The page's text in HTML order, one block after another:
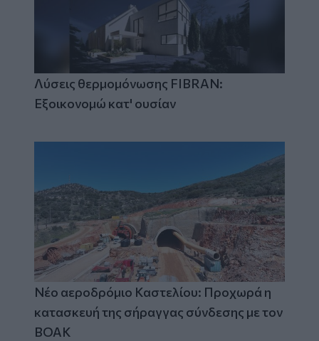
Λύσεις θερμομόνωσης FIBRAN:
Εξοικονομώ κατ' ουσίαν
Νέο αεροδρόμιο Καστελίου: Προχωρά η
κατασκευή της σήραγγας σύνδεσης με τον
ΒΟΑΚ